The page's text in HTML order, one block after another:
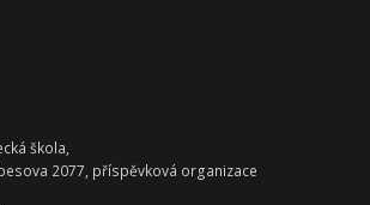
škola,
2077, příspěvková organizace